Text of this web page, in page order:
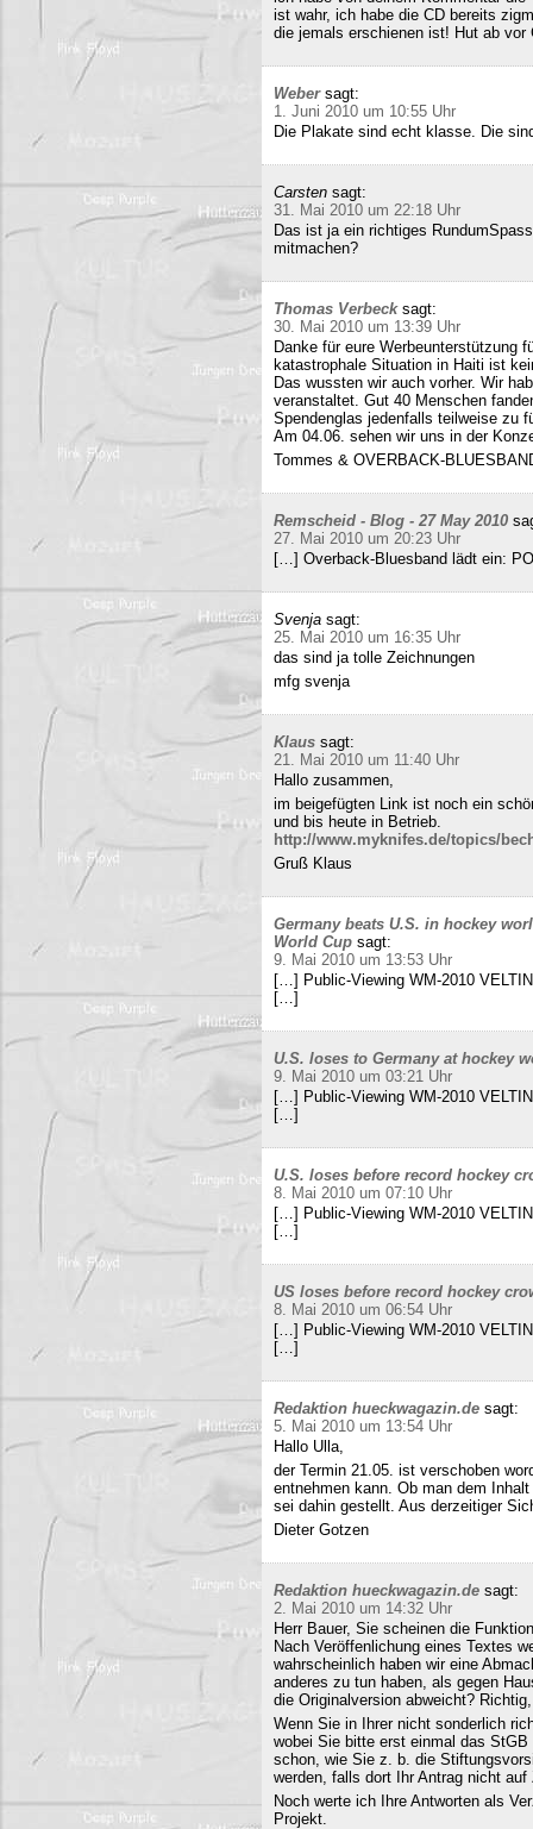
ist wahr, ich habe die CD bereits
die jemals erschienen ist! Hut ab vor
Weber sagt:
1. Juni 2010 um 10:55 Uhr
Die Plakate sind echt klasse. Die
Carsten sagt:
31. Mai 2010 um 22:18 Uhr
Das ist ja ein richtiges
mitmachen?
Thomas Verbeck sagt:
30. Mai 2010 um 13:39 Uhr
Danke für eure Werbeunterstützung
katastrophale Situation in Haiti ist
Das wussten wir auch vorher. Wir
veranstaltet. Gut 40 Menschen
Spendenglas jedenfalls teilweise zu
Am 04.06. sehen wir uns in der
Tommes & OVERBACK-
Remscheid - Blog - 27 May 2010
27. Mai 2010 um 20:23 Uhr
[…] Overback-Bluesband lädt ein:
Svenja sagt:
25. Mai 2010 um 16:35 Uhr
das sind ja tolle Zeichnungen
mfg svenja
Klaus sagt:
21. Mai 2010 um 11:40 Uhr
Hallo zusammen,
im beigefügten Link ist noch ein
und bis heute in Betrieb.
http://www.myknifes.de/topics/
Gruß Klaus
Germany beats U.S. in hockey
World Cup sagt:
9. Mai 2010 um 13:53 Uhr
[…] Public-Viewing WM-2010
[…]
U.S. loses to Germany at hockey
9. Mai 2010 um 03:21 Uhr
[…] Public-Viewing WM-2010
[…]
U.S. loses before record hockey
8. Mai 2010 um 07:10 Uhr
[…] Public-Viewing WM-2010
[…]
US loses before record hockey
8. Mai 2010 um 06:54 Uhr
[…] Public-Viewing WM-2010
[…]
Redaktion hueckwagazin.de sagt:
5. Mai 2010 um 13:54 Uhr
Hallo Ulla,
der Termin 21.05. ist verschoben
entnehmen kann. Ob man dem
sei dahin gestellt. Aus derzeitiger
Dieter Gotzen
Redaktion hueckwagazin.de sagt:
2. Mai 2010 um 14:32 Uhr
Herr Bauer, Sie scheinen die
Nach Veröffenlichung eines Textes
wahrscheinlich haben wir eine
anderes zu tun haben, als gegen
die Originalversion abweicht?
Wenn Sie in Ihrer nicht sonderlich
wobei Sie bitte erst einmal das
schon, wie Sie z. b. die
werden, falls dort Ihr Antrag nicht
Noch werte ich Ihre Antworten als
Projekt.